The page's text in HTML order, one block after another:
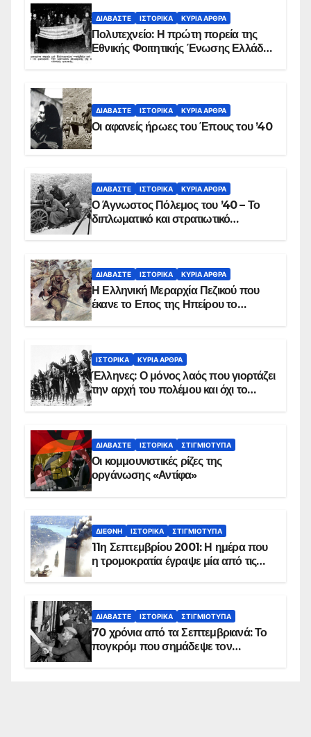
ΔΙΑΒΆΣΤΕ ΙΣΤΟΡΙΚΆ ΚΥΡΙΑ ΑΡΘΡΑ
Πολυτεχνείο: Η πρώτη πορεία της
Εθνικής Φοιτητικής Ένωσης Ελλάδος
ΔΙΑΒΆΣΤΕ ΙΣΤΟΡΙΚΆ ΚΥΡΙΑ ΑΡΘΡΑ
Οι αφανείς ήρωες του Έπους του ’40
ΔΙΑΒΆΣΤΕ ΙΣΤΟΡΙΚΆ ΚΥΡΙΑ ΑΡΘΡΑ
Ο Άγνωστος Πόλεμος του ’40 – Το
διπλωματικό και στρατιωτικό
ΔΙΑΒΆΣΤΕ ΙΣΤΟΡΙΚΆ ΚΥΡΙΑ ΑΡΘΡΑ
Η Ελληνική Μεραρχία Πεζικού που
έκανε το Επος της Ηπείρου το
ΙΣΤΟΡΙΚΆ ΚΥΡΙΑ ΑΡΘΡΑ
Έλληνες: Ο μόνος λαός που γιορτάζει
την αρχή του πολέμου και όχι το
ΔΙΑΒΆΣΤΕ ΙΣΤΟΡΙΚΆ ΣΤΙΓΜΙΌΤΥΠΑ
Οι κομμουνιστικές ρίζες της
οργάνωσης «Αντίφα»
ΔΙΕΘΝΉ ΙΣΤΟΡΙΚΆ ΣΤΙΓΜΙΌΤΥΠΑ
11η Σεπτεμβρίου 2001: Η ημέρα που
η τρομοκρατία έγραψε μία από τις
ΔΙΑΒΆΣΤΕ ΙΣΤΟΡΙΚΆ ΣΤΙΓΜΙΌΤΥΠΑ
70 χρόνια από τα Σεπτεμβριανά: Το
πογκρόμ που σημάδεψε τον